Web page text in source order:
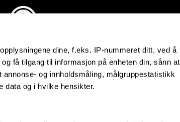
dine, f.eks. IP-nummeret ditt, ved å
få tilgang til informasjon på enheten din, sånn at
og innholdsmåling, målgruppestatistikk
data og i hvilke hensikter.
Industriveien 4
4879 Grimstad
991434461